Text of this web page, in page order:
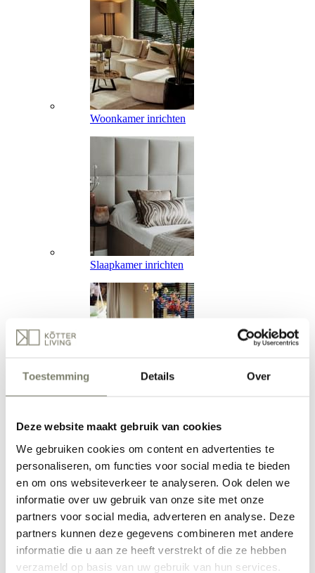
Toestemming Details Over
Deze website maakt gebruik van cookies
We gebruiken cookies om content en advertenties te
personaliseren, om functies voor social media te bieden
en om ons websiteverkeer te analyseren. Ook delen we
informatie over uw gebruik van onze site met onze
partners voor social media, adverteren en analyse. Deze
partners kunnen deze gegevens combineren met andere
informatie die u aan ze heeft verstrekt of die ze hebben
verzameld op basis van uw gebruik van hun services.
Woonkamer inrichten
Slaapkamer inrichten
Werkkamer inrichten